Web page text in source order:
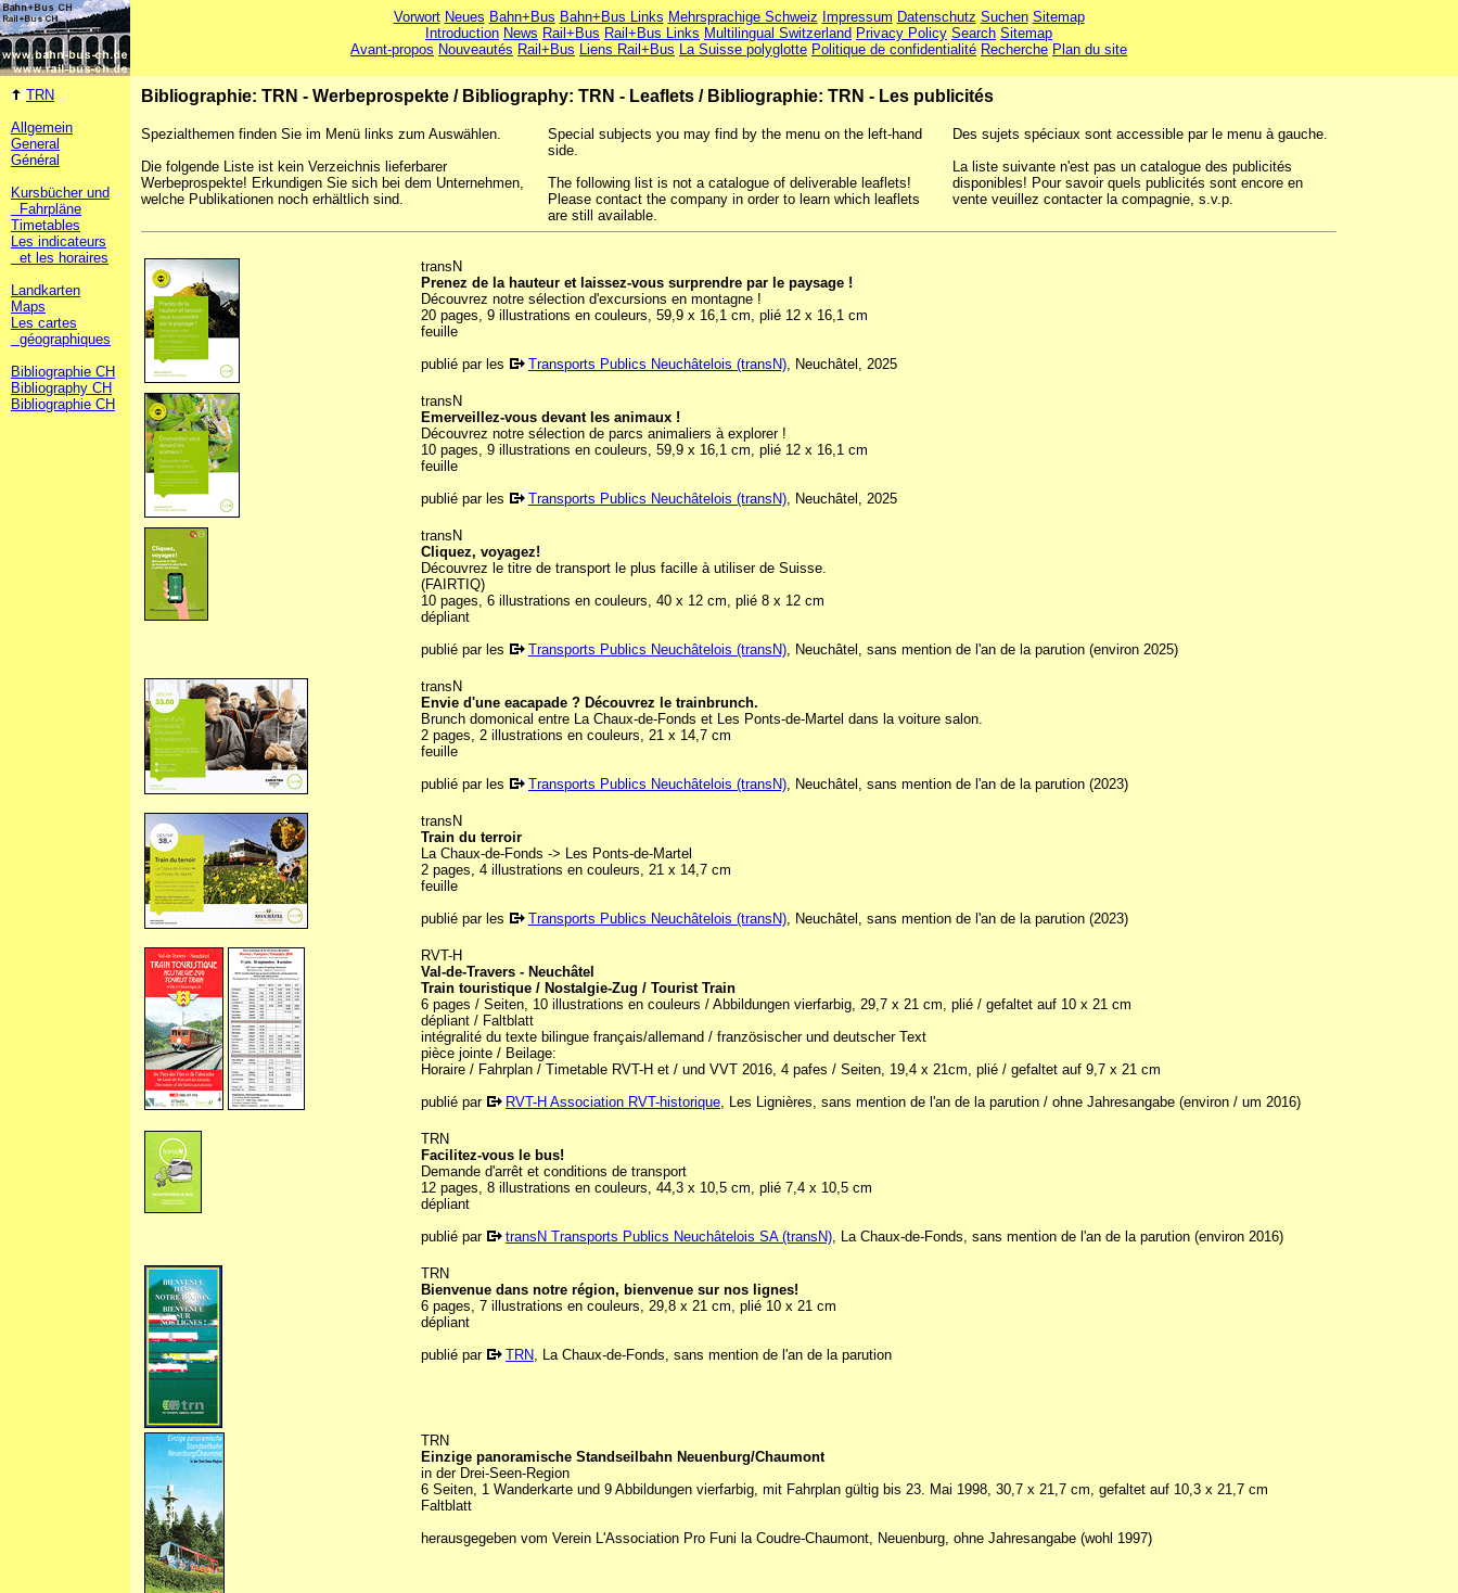
Vorwort Neues Bahn+Bus Bahn+Bus Links Mehrsprachige Schweiz Impressum Datenschutz Suchen Sitemap
Introduction News Rail+Bus Rail+Bus Links Multilingual Switzerland Privacy Policy Search Sitemap
Avant-propos Nouveautés Rail+Bus Liens Rail+Bus La Suisse polyglotte Politique de confidentialité Recherche Plan du site
TRN
Allgemein
General
Général
Kursbücher und
Fahrpläne
Timetables
Les indicateurs
et les horaires
Landkarten
Maps
Les cartes
géographiques
Bibliographie CH
Bibliography CH
Bibliographie CH
Bibliographie: TRN - Werbeprospekte / Bibliography: TRN - Leaflets / Bibliographie: TRN - Les publicités
Spezialthemen finden Sie im Menü links zum Auswählen.
Die folgende Liste ist kein Verzeichnis lieferbarer
Werbeprospekte! Erkundigen Sie sich bei dem Unternehmen,
welche Publikationen noch erhältlich sind.
Special subjects you may find by the menu on the left-hand
side.
The following list is not a catalogue of deliverable leaflets!
Please contact the company in order to learn which leaflets
are still available.
Des sujets spéciaux sont accessible par le menu à gauche.
La liste suivante n'est pas un catalogue des publicités
disponibles! Pour savoir quels publicités sont encore en
vente veuillez contacter la compagnie, s.v.p.
transN
Prenez de la hauteur et laissez-vous surprendre par le paysage !
Découvrez notre sélection d'excursions en montagne !
20 pages, 9 illustrations en couleurs, 59,9 x 16,1 cm, plié 12 x 16,1 cm
feuille
publié par les
Transports Publics Neuchâtelois (transN), Neuchâtel, 2025
transN
Emerveillez-vous devant les animaux !
Découvrez notre sélection de parcs animaliers à explorer !
10 pages, 9 illustrations en couleurs, 59,9 x 16,1 cm, plié 12 x 16,1 cm
feuille
publié par les
Transports Publics Neuchâtelois (transN), Neuchâtel, 2025
transN
Cliquez, voyagez!
Découvrez le titre de transport le plus facille à utiliser de Suisse.
(FAIRTIQ)
10 pages, 6 illustrations en couleurs, 40 x 12 cm, plié 8 x 12 cm
dépliant
publié par les
Transports Publics Neuchâtelois (transN), Neuchâtel, sans mention de l'an de la parution (environ 2025)
transN
Envie d'une eacapade ? Découvrez le trainbrunch.
Brunch domonical entre La Chaux-de-Fonds et Les Ponts-de-Martel dans la voiture salon.
2 pages, 2 illustrations en couleurs, 21 x 14,7 cm
feuille
publié par les
Transports Publics Neuchâtelois (transN), Neuchâtel, sans mention de l'an de la parution (2023)
transN
Train du terroir
La Chaux-de-Fonds -> Les Ponts-de-Martel
2 pages, 4 illustrations en couleurs, 21 x 14,7 cm
feuille
publié par les
Transports Publics Neuchâtelois (transN), Neuchâtel, sans mention de l'an de la parution (2023)
RVT-H
Val-de-Travers - Neuchâtel
Train touristique / Nostalgie-Zug / Tourist Train
6 pages / Seiten, 10 illustrations en couleurs / Abbildungen vierfarbig, 29,7 x 21 cm, plié / gefaltet auf 10 x 21 cm
dépliant / Faltblatt
intégralité du texte bilingue français/allemand / französischer und deutscher Text
pièce jointe / Beilage:
Horaire / Fahrplan / Timetable RVT-H et / und VVT 2016, 4 pafes / Seiten, 19,4 x 21cm, plié / gefaltet auf 9,7 x 21 cm
publié par
RVT-H Association RVT-historique, Les Lignières, sans mention de l'an de la parution / ohne Jahresangabe (environ / um 2016)
TRN
Facilitez-vous le bus!
Demande d'arrêt et conditions de transport
12 pages, 8 illustrations en couleurs, 44,3 x 10,5 cm, plié 7,4 x 10,5 cm
dépliant
publié par
transN Transports Publics Neuchâtelois SA (transN), La Chaux-de-Fonds, sans mention de l'an de la parution (environ 2016)
TRN
Bienvenue dans notre région, bienvenue sur nos lignes!
6 pages, 7 illustrations en couleurs, 29,8 x 21 cm, plié 10 x 21 cm
dépliant
publié par
TRN, La Chaux-de-Fonds, sans mention de l'an de la parution
TRN
Einzige panoramische Standseilbahn Neuenburg/Chaumont
in der Drei-Seen-Region
6 Seiten, 1 Wanderkarte und 9 Abbildungen vierfarbig, mit Fahrplan gültig bis 23. Mai 1998, 30,7 x 21,7 cm, gefaltet auf 10,3 x 21,7 cm
Faltblatt
herausgegeben vom Verein L'Association Pro Funi la Coudre-Chaumont, Neuenburg, ohne Jahresangabe (wohl 1997)